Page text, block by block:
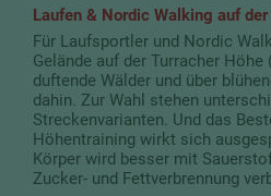
Laufen & Nordic Walking auf
Für Laufsportler und Nordic
Gelände auf der Turracher
duftende Wälder und über
dahin. Zur Wahl stehen
Streckenvarianten. Und das
Höhentraining wirkt sich
Körper wird besser mit
Zucker- und Fettverbrennung